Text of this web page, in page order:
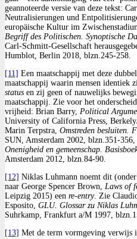
geannoteerde versie van deze tekst:
Neutralisierungen und
europäische Kultur im
Begriff des Politischen. Synoptische
Carl-Schmitt-Gesellschaft
Humblot, Berlin 2018, blzn.245-258.
[11] Een maatschappij met deze
maatschappij waarin mensen identiek
status en zij geen of nauwelijks
maatschappij. Zie voor het
vrijheid: Brian Barry, Political
University of California Press,
Marin Terpstra, Omstreden besluiten.
SUN, Amsterdam 2002, blzn.351-
Onenigheid en gemeenschap.
Amsterdam 2012, blzn.84-90.
[12] Niklas Luhmann noemt dit
naar George Spencer Brown, Laws of
Leipzig 2015) een re-entry. Zie
Esposito, GLU. Glossar zu Niklas
Suhrkamp, Frankfurt a/M 1997,
[13] Met de term vormgeving verwijs